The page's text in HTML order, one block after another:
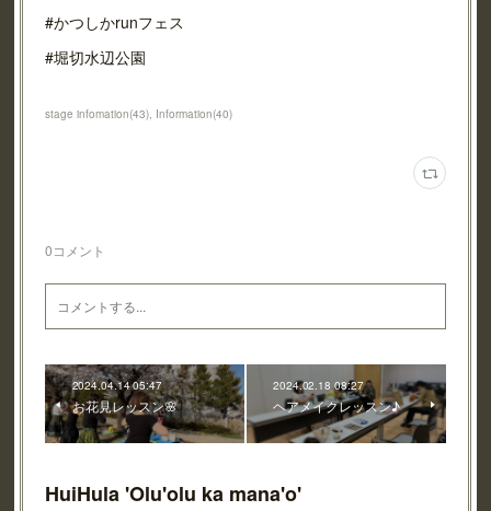
#かつしかrunフェス
#堀切水辺公園
stage infomation(43) Information(40)
0コメント
2024.04.14 05:47
お花見レッスン🌸
2024.02.18 08:27
ヘアメイクレッスン♪
HuiHula 'Olu'olu ka mana'o'